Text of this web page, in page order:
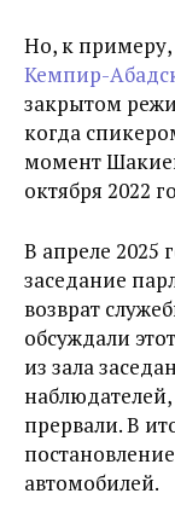
Но, к примеру,
Кемпир-
закрытом
когда
момент
октября 2022
В апреле 2025
заседание
возврат
обсуждали
из зала
прервали. В
автомобилей.